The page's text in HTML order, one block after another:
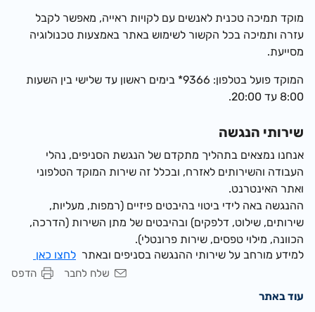
מוקד תמיכה טכנית לאנשים עם לקויות ראייה, מאפשר לקבל
עזרה ותמיכה בכל הקשור לשימוש באתר באמצעות טכנולוגיה
מסייעת.
המוקד פועל בטלפון: 9366* בימים ראשון עד שלישי בין השעות
8:00 עד 20:00.
שירותי הנגשה
אנחנו נמצאים בתהליך מתקדם של הנגשת הסניפים, נהלי
העבודה והשירותים לאזרח, ובכלל זה שירות המוקד הטלפוני
ואתר האינטרנט.
ההנגשה באה לידי ביטוי בהיבטים פיזיים (רמפות, מעליות,
שירותים, שילוט, דלפקים) ובהיבטים של מתן השירות (הדרכה,
הכוונה, מילוי טפסים, שירות פרונטלי).
למידע מורחב על שירותי ההנגשה בסניפים ובאתרלחצו כאן
הדפס
שלח לחבר
עוד באתר